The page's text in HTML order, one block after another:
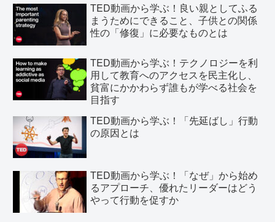
TED動画から学ぶ！良い親としてふる
まうためにできること、子供との関係
性の「修復」に必要なものとは
TED動画から学ぶ！テクノロジーを利
用して教育へのアクセスを民主化し、
貧富にかかわらず誰もが学べる社会を
目指す
TED動画から学ぶ！「先延ばし」行動
の原因とは
TED動画から学ぶ！「なぜ」から始め
るアプローチ、優れたリーダーはどう
やって行動を促すか